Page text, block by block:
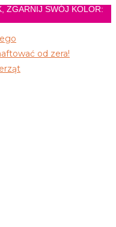
ZGARNIJ SWÓJ KOLOR:
od zera!